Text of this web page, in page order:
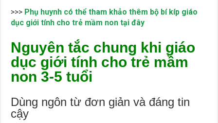
>>> Phụ huynh có thể tham khảo thêm bộ bí kíp giáo
dục giới tính cho trẻ mầm non tại đây
Nguyên tắc chung khi giáo
dục giới tính cho trẻ mầm
non 3-5 tuổi
Dùng ngôn từ đơn giản và đáng tin
cậy